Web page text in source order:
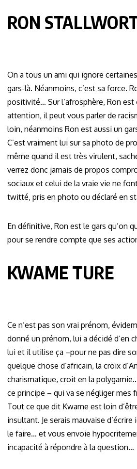
RON
On a tous un ami qui ignore
gars-là. Néanmoins, c’est sa force.
positivité… Sur l’afrosphère, Ron est
attention, il peut vous parler de
loin, néanmoins Ron est aussi un
C’est vraiment lui sur sa photo de
même quand il est très virulent,
verrez donc jamais de propos
sociaux et celui de la vraie vie ne
twitté, pris en photo ou déclaré en
En définitive, Ron est le gars qu’on
pour se rendre compte que ses
KWAME TURE
Ce n’est pas son vrai prénom,
donné un prénom, lui a décidé d’en
lui et il utilise ça –pour ne pas dire
quelque chose d’africain, la croix
charismatique, croit en la
ce principe – qui va se négliger mes
Tout ce que dit Kwame est loin
insultant. Je serais mauvaise
le faire… et vous envoie
incapacité à répondre à la question…